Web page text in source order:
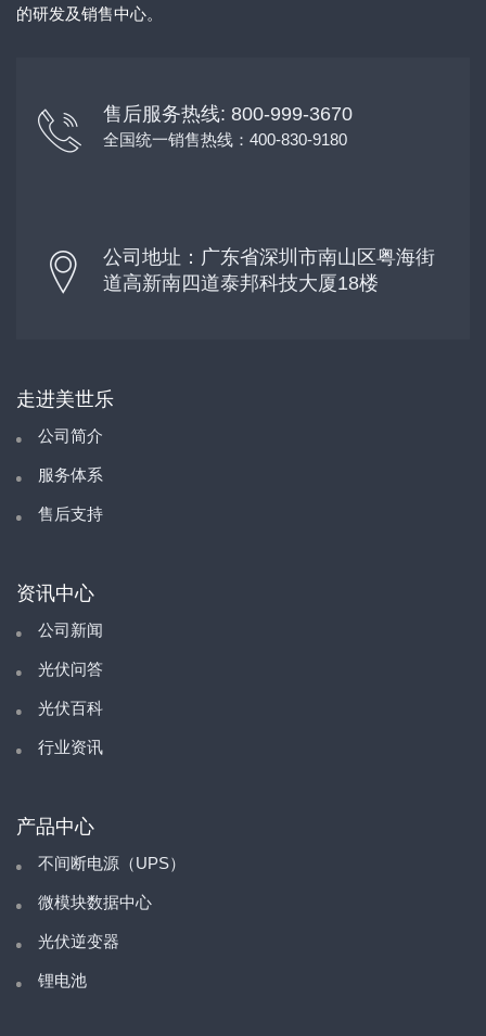
的研发及销售中心。
售后服务热线: 800-999-3670
全国统一销售热线：400-830-9180
公司地址：广东省深圳市南山区粤海街
道高新南四道泰邦科技大厦18楼
走进美世乐
公司简介
服务体系
售后支持
资讯中心
公司新闻
光伏问答
光伏百科
行业资讯
产品中心
不间断电源（UPS）
微模块数据中心
光伏逆变器
锂电池